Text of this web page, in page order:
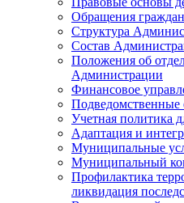
Обращения граждан
Структура
Состав
Положения об
Администрации
Финансовое
Подведомственные
Учетная политика
Адаптация и
Муниципальные
Муниципальный
Профилактика
ликвидация